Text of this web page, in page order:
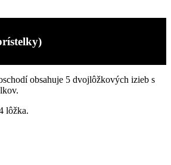
obsahuje 5 dvojlôžkových izieb s
lôžka.